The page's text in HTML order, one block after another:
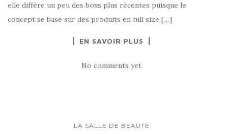
elle diffère un peu des boxs plus récentes puisque le
concept se base sur des produits en full size […]
EN SAVOIR PLUS
No comments yet
LA SALLE DE BEAUTÉ